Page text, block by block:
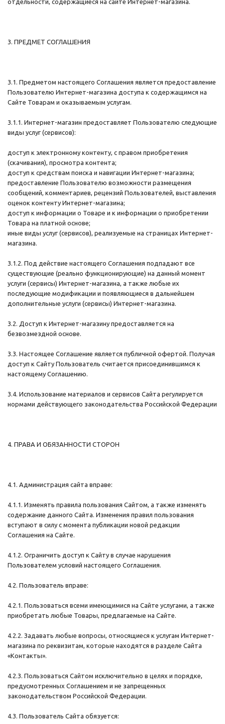
отдельности, содержащиеся на сайте Интернет-магазина.
3. ПРЕДМЕТ СОГЛАШЕНИЯ
3.1. Предметом настоящего Соглашения является предоставление
Пользователю Интернет-магазина доступа к содержащимся на
Сайте Товарам и оказываемым услугам.
3.1.1. Интернет-магазин предоставляет Пользователю следующие
виды услуг (сервисов):
доступ к электронному контенту, с правом приобретения
(скачивания), просмотра контента;
доступ к средствам поиска и навигации Интернет-магазина;
предоставление Пользователю возможности размещения
сообщений, комментариев, рецензий Пользователей, выставления
оценок контенту Интернет-магазина;
доступ к информации о Товаре и к информации о приобретении
Товара на платной основе;
иные виды услуг (сервисов), реализуемые на страницах Интернет-
магазина.
3.1.2. Под действие настоящего Соглашения подпадают все
существующие (реально функционирующие) на данный момент
услуги (сервисы) Интернет-магазина, а также любые их
последующие модификации и появляющиеся в дальнейшем
дополнительные услуги (сервисы) Интернет-магазина.
3.2. Доступ к Интернет-магазину предоставляется на
безвозмездной основе.
3.3. Настоящее Соглашение является публичной офертой. Получая
доступ к Сайту Пользователь считается присоединившимся к
настоящему Соглашению.
3.4. Использование материалов и сервисов Сайта регулируется
нормами действующего законодательства Российской Федерации
4. ПРАВА И ОБЯЗАННОСТИ СТОРОН
4.1. Администрация сайта вправе:
4.1.1. Изменять правила пользования Сайтом, а также изменять
содержание данного Сайта. Изменения правил пользования
вступают в силу с момента публикации новой редакции
Соглашения на Сайте.
4.1.2. Ограничить доступ к Сайту в случае нарушения
Пользователем условий настоящего Соглашения.
4.2. Пользователь вправе:
4.2.1. Пользоваться всеми имеющимися на Сайте услугами, а также
приобретать любые Товары, предлагаемые на Сайте.
4.2.2. Задавать любые вопросы, относящиеся к услугам Интернет-
магазина по реквизитам, которые находятся в разделе Сайта
«Контакты».
4.2.3. Пользоваться Сайтом исключительно в целях и порядке,
предусмотренных Соглашением и не запрещенных
законодательством Российской Федерации.
4.3. Пользователь Сайта обязуется: